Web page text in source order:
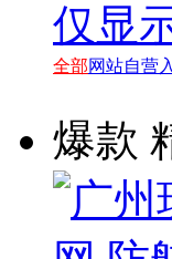
仅显
全部网站自营
爆款